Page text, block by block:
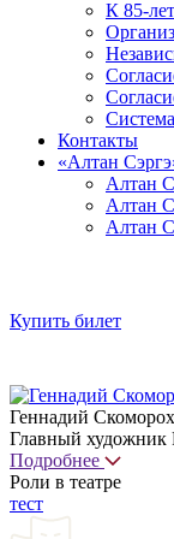
К 85-
Контакты
«Алтан
Алтан
Алтан
Алтан
Купить билет
Геннадий
Главный художник
Подробнее
Роли в театре
тест